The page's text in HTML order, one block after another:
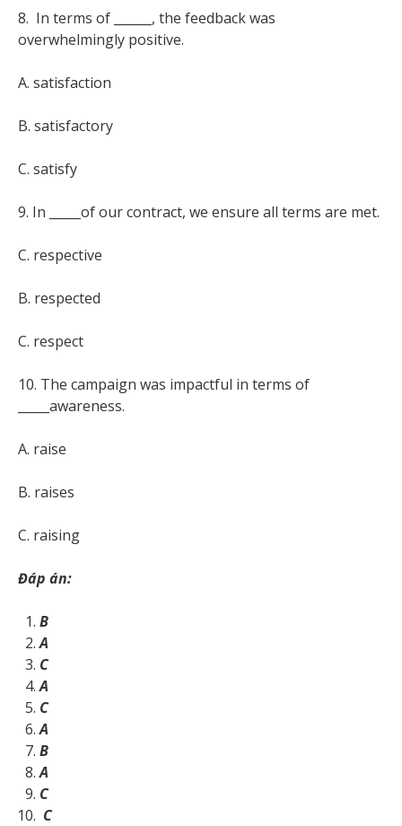
8. In terms of ______, the feedback was
overwhelmingly positive.
A. satisfaction
B. satisfactory
C. satisfy
9. In _____of our contract, we ensure all terms are met.
C. respective
B. respected
C. respect
10. The campaign was impactful in terms of
_____awareness.
A. raise
B. raises
C. raising
Đáp án:
B
A
C
A
C
A
B
A
C
C